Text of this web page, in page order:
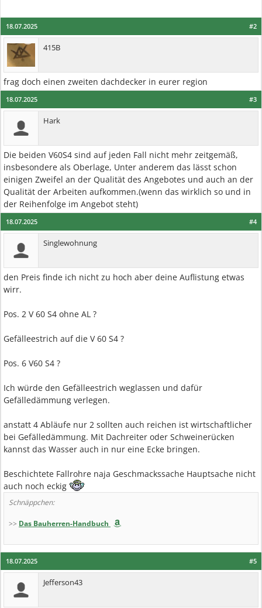
#2
18.07.2025
415B
frag doch einen zweiten dachdecker in eurer region
#3
18.07.2025
Hark
Die beiden V60S4 sind auf jeden Fall nicht mehr zeitgemäß,
insbesondere als Oberlage, Unter anderem das lässt schon
einigen Zweifel an der Qualität des Angebotes und auch an der
Qualität der Arbeiten aufkommen.(wenn das wirklich so und in
der Reihenfolge im Angebot steht)
#4
18.07.2025
Singlewohnung
den Preis finde ich nicht zu hoch aber deine Auflistung etwas
wirr.
Pos. 2 V 60 S4 ohne AL ?
Gefälleestrich auf die V 60 S4 ?
Pos. 6 V60 S4 ?
Ich würde den Gefälleestrich weglassen und dafür
Gefälledämmung verlegen.
anstatt 4 Abläufe nur 2 sollten auch reichen ist wirtschaftlicher
bei Gefälledämmung. Mit Dachreiter oder Schweinerücken
kannst das Wasser auch in nur eine Ecke bringen.
Beschichtete Fallrohre naja Geschmackssache Hauptsache nicht
auch noch eckig
Schnäppchen:
>> Das Bauherren-Handbuch
#5
18.07.2025
Jefferson43